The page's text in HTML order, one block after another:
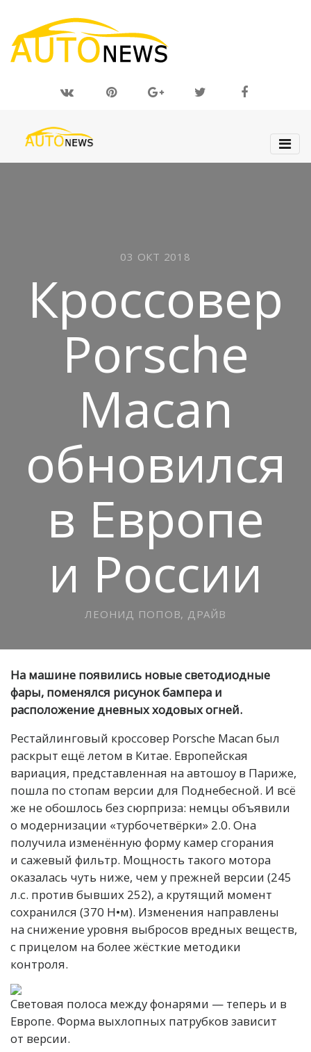
03 ОКТ 2018
Кроссовер
Porsche
Macan
обновился
в Европе
и России
ЛЕОНИД ПОПОВ, ДРАЙВ
На машине появились новые светодиодные
фары, поменялся рисунок бампера и
расположение дневных ходовых огней.
Рестайлинговый кроссовер Porsche Macan был
раскрыт ещё летом в Китае. Европейская
вариация, представленная на автошоу в Париже,
пошла по стопам версии для Поднебесной. И всё
же не обошлось без сюрприза: немцы объявили
о модернизации «турбочетвёрки» 2.0. Она
получила изменённую форму камер сгорания
и сажевый фильтр. Мощность такого мотора
оказалась чуть ниже, чем у прежней версии (245
л.с. против бывших 252), а крутящий момент
сохранился (370 Н•м). Изменения направлены
на снижение уровня выбросов вредных веществ,
с прицелом на более жёсткие методики
контроля.
Световая полоса между фонарями — теперь и в
Европе. Форма выхлопных патрубков зависит
от версии.